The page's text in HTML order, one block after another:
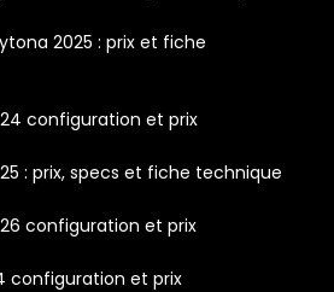
2025 : prix et fiche
configuration et prix
: prix, specs et fiche technique
configuration et prix
configuration et prix